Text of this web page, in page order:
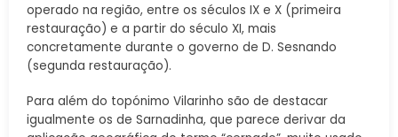
operado na região, entre os séculos IX e X (primeira
restauração) e a partir do século XI, mais
concretamente durante o governo de D. Sesnando
(segunda restauração).
Para além do topónimo Vilarinho são de destacar
igualmente os de Sarnadinha, que parece derivar da